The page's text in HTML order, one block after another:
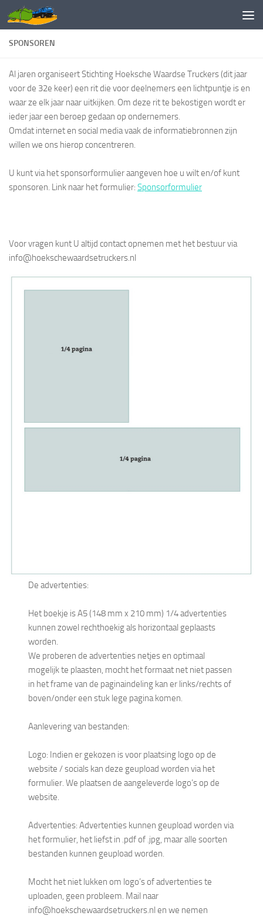
Doorgaan naar inhoud
SPONSOREN
Al jaren organiseert Stichting Hoeksche Waardse Truckers (dit jaar
voor de 32e keer) een rit die voor deelnemers een lichtpuntje is en
waar ze elk jaar naar uitkijken. Om deze rit te bekostigen wordt er
ieder jaar een beroep gedaan op ondernemers.
Omdat internet en social media vaak de informatiebronnen zijn
willen we ons hierop concentreren.
U kunt via het sponsorformulier aangeven hoe u wilt en/of kunt
sponsoren. Link naar het formulier: Sponsorformulier
Voor vragen kunt U altijd contact opnemen met het bestuur via
info@hoekschewaardsetruckers.nl
De advertenties:
Het boekje is A5 (148 mm x 210 mm) 1/4 advertenties
kunnen zowel rechthoekig als horizontaal geplaasts
worden.
We proberen de advertenties netjes en optimaal
mogelijk te plaasten, mocht het formaat net niet passen
in het frame van de paginaindeling kan er links/rechts of
boven/onder een stuk lege pagina komen.
Aanlevering van bestanden:
Logo: Indien er gekozen is voor plaatsing logo op de
website / socials kan deze geupload worden via het
formulier. We plaatsen de aangeleverde logo’s op de
website.
Advertenties: Advertenties kunnen geupload worden via
het formulier, het liefst in .pdf of .jpg, maar alle soorten
bestanden kunnen geupload worden.
Mocht het niet lukken om logo’s of advertenties te
uploaden, geen probleem. Mail naar
info@hoekschewaardsetruckers.nl en we nemen